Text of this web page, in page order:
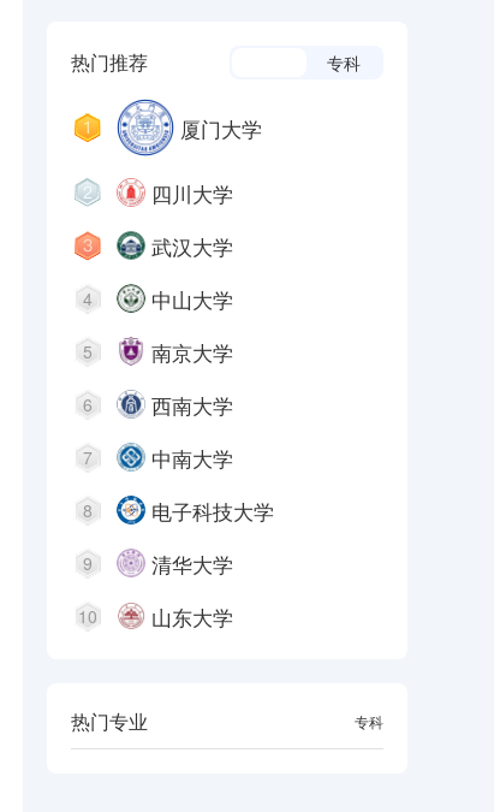
热门推荐 专科
厦门大学
四川大学
武汉大学
4 中山大学
5 南京大学
6 西南大学
7 中南大学
8 电子科技大学
9 清华大学
10 山东大学
热门专业 专科